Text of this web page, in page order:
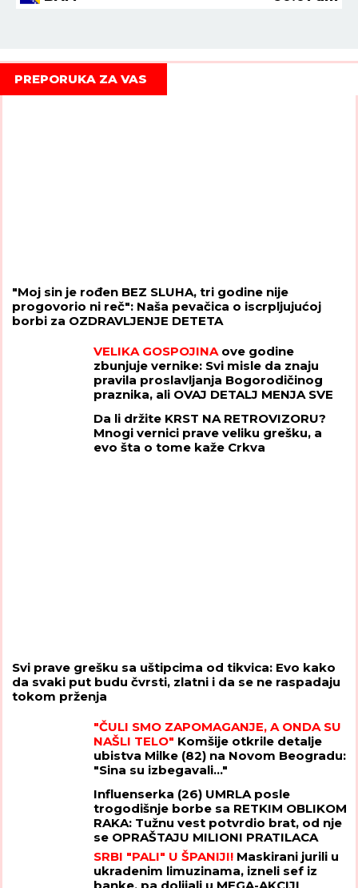
PREPORUKA ZA VAS
"Moj sin je rođen BEZ SLUHA, tri godine nije
progovorio ni reč": Naša pevačica o iscrpljujućoj
borbi za OZDRAVLJENJE DETETA
VELIKA GOSPOJINAove godine
zbunjuje vernike: Svi misle da znaju
pravila proslavljanja Bogorodičinog
praznika, ali OVAJ DETALJ MENJA SVE
Da li držite KRST NA RETROVIZORU?
Mnogi vernici prave veliku grešku, a
evo šta o tome kaže Crkva
Svi prave grešku sa uštipcima od tikvica: Evo kako
da svaki put budu čvrsti, zlatni i da se ne raspadaju
tokom prženja
"ČULI SMO ZAPOMAGANJE, A ONDA SU
NAŠLI TELO" Komšije otkrile detalje
ubistva Milke (82) na Novom Beogradu:
"Sina su izbegavali..."
Influenserka (26) UMRLA posle
trogodišnje borbe sa RETKIM OBLIKOM
RAKA: Tužnu vest potvrdio brat, od nje
se OPRAŠTAJU MILIONI PRATILACA
SRBI "PALI" U ŠPANIJI! Maskirani jurili u
ukradenim limuzinama, izneli sef iz